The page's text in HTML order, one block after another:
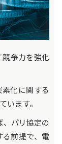
争力を強化
化に関する
います。
パリ協定の
る前提で、電